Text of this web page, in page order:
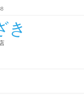
き